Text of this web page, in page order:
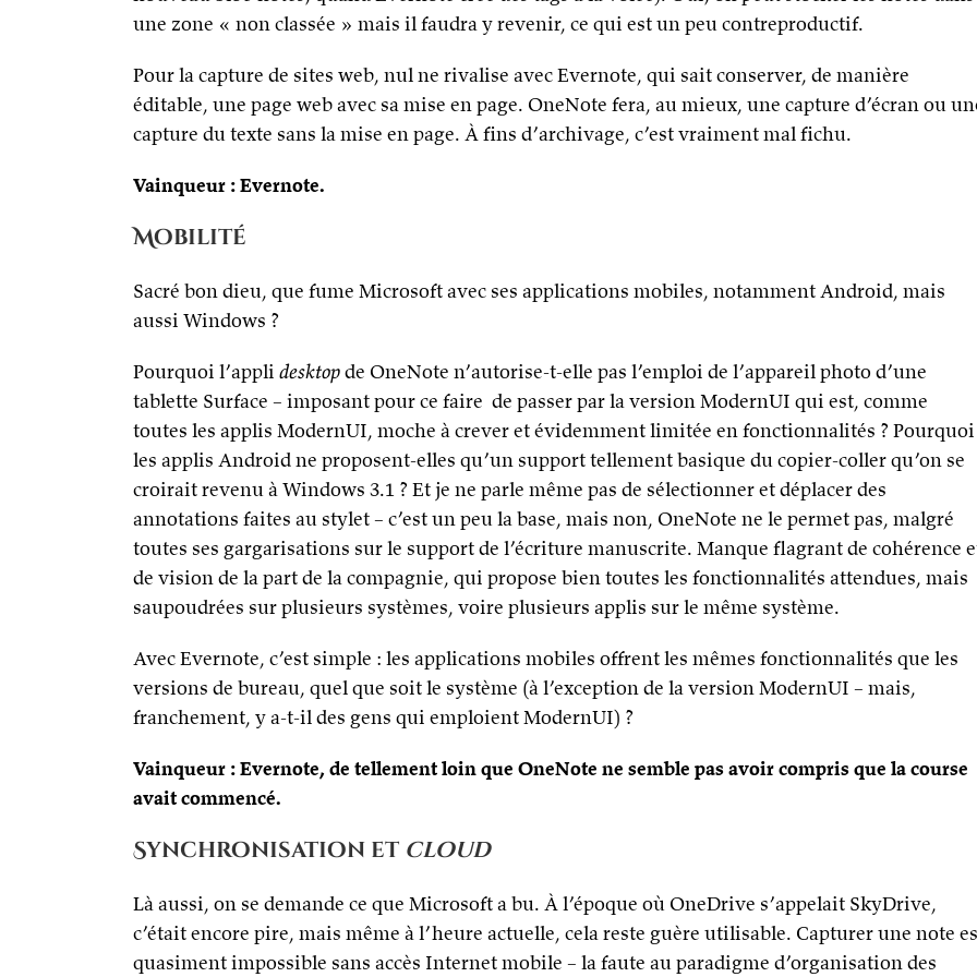
une zone « non classée » mais il faudra y revenir, ce qui est un peu contreproductif.
Pour la capture de sites web, nul ne rivalise avec Evernote, qui sait conserver, de manière
éditable, une page web avec sa mise en page. OneNote fera, au mieux, une capture d’écran ou
capture du texte sans la mise en page. À fins d’archivage, c’est vraiment mal fichu.
Vainqueur : Evernote.
Mobilité
Sacré bon dieu, que fume Microsoft avec ses applications mobiles, notamment Android, mais
aussi Windows ?
Pourquoi l’appli desktopde OneNote n’autorise-t-elle pas l’emploi de l’appareil photo d’une
tablette Surface – imposant pour ce faire de passer par la version ModernUI qui est, comme
toutes les applis ModernUI, moche à crever et évidemment limitée en fonctionnalités ? Pourquoi
les applis Android ne proposent-elles qu’un support tellement basique du copier-coller qu’on se
croirait revenu à Windows 3.1 ? Et je ne parle même pas de sélectionner et déplacer des
annotations faites au stylet – c’est un peu la base, mais non, OneNote ne le permet pas, malgré
toutes ses gargarisations sur le support de l’écriture manuscrite. Manque flagrant de cohérence
de vision de la part de la compagnie, qui propose bien toutes les fonctionnalités attendues, mais
saupoudrées sur plusieurs systèmes, voire plusieurs applis sur le même système.
Avec Evernote, c’est simple : les applications mobiles offrent les mêmes fonctionnalités que les
versions de bureau, quel que soit le système (à l’exception de la version ModernUI – mais,
franchement, y a-t-il des gens qui emploient ModernUI) ?
Vainqueur : Evernote, de tellement loin que OneNote ne semble pas avoir compris que la course
avait commencé.
Synchronisation et cloud
Là aussi, on se demande ce que Microsoft a bu. À l’époque où OneDrive s’appelait SkyDrive,
c’était encore pire, mais même à l’heure actuelle, cela reste guère utilisable. Capturer une note
quasiment impossible sans accès Internet mobile – la faute au paradigme d’organisation des